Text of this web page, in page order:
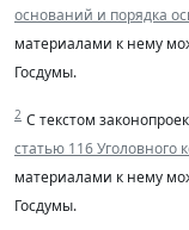
оснований и порядка
материалами к нему
Госдумы.
2 С текстом
статью 116 Уголовного
материалами к нему
Госдумы.